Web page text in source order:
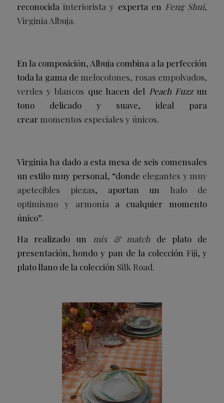
reconocida interiorista y experta en Feng Shui,
Virginia Albuja.
En la composición, Albuja combina a la perfección
toda la gama de melocotones, rosas empolvados,
verdes y blancos que hacen del Peach Fuzzun
tono delicado y suave, ideal para
crear momentos especiales y únicos.
Virginia ha dado a esta mesa de seis comensales
un estilo muy personal, “donde elegantes y muy
apetecibles piezas, aportan un halo de
optimismo y armonía a cualquier momento
único”.
Ha realizado un
mix & match de plato de
presentación, hondo y pan de la colección Fiji, y
plato llano de la colección Silk Road.